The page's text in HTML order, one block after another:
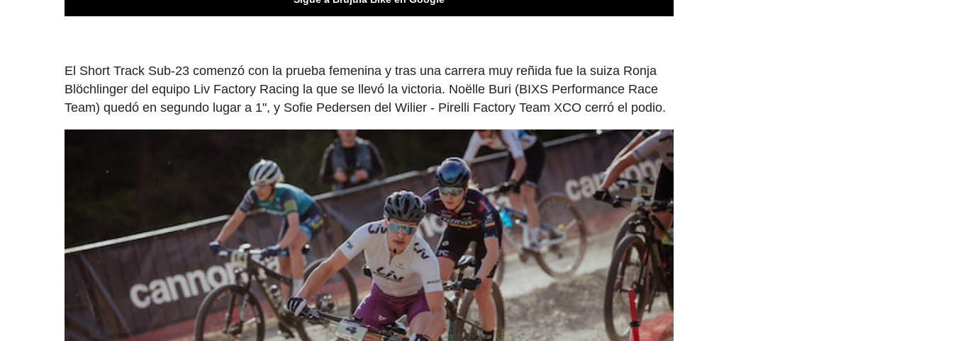
El Short Track Sub-23 comenzó con la prueba femenina y tras una carrera muy reñida fue la suiza Ronja
Blöchlinger del equipo Liv Factory Racing la que se llevó la victoria. Noëlle Buri (BIXS Performance Race
Team) quedó en segundo lugar a 1", y Sofie Pedersen del Wilier - Pirelli Factory Team XCO cerró el podio.